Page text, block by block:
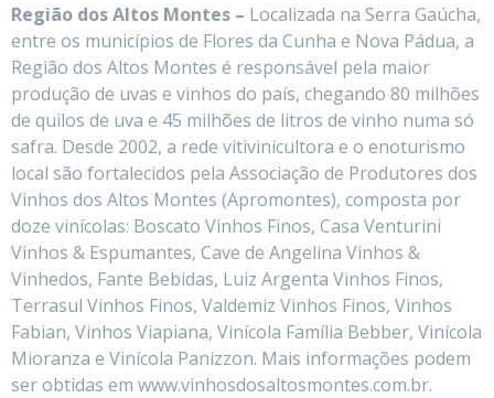
Região dos Altos Montes – Localizada na Serra Gaúcha,
entre os municípios de Flores da Cunha e Nova Pádua, a
Região dos Altos Montes é responsável pela maior
produção de uvas e vinhos do país, chegando 80 milhões
de quilos de uva e 45 milhões de litros de vinho numa só
safra. Desde 2002, a rede vitivinicultora e o enoturismo
local são fortalecidos pela Associação de Produtores dos
Vinhos dos Altos Montes (Apromontes), composta por
doze vinícolas: Boscato Vinhos Finos, Casa Venturini
Vinhos & Espumantes, Cave de Angelina Vinhos &
Vinhedos, Fante Bebidas, Luiz Argenta Vinhos Finos,
Terrasul Vinhos Finos, Valdemiz Vinhos Finos, Vinhos
Fabian, Vinhos Viapiana, Vinícola Família Bebber, Vinícola
Mioranza e Vinícola Panizzon. Mais informações podem
ser obtidas em www.vinhosdosaltosmontes.com.br.